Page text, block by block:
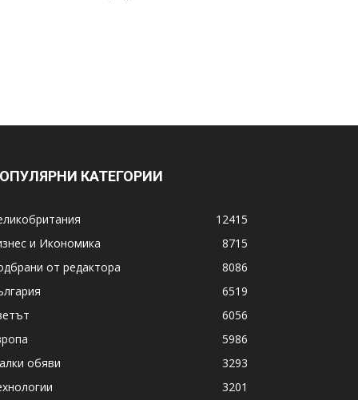
КАТЕГОРИИ
12415
и Икономика
8715
от редактора
8086
6519
6056
5986
обяви
3293
3201